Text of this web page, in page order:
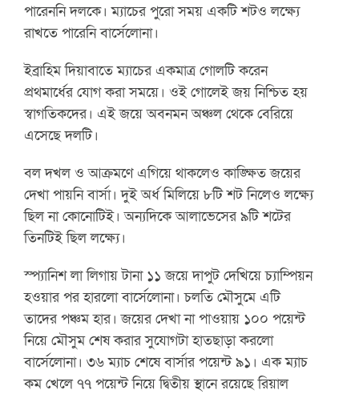
পারেননি দলকে। ম্যাচের পুরো সময় একটি শটও লক্ষ্যে
রাখতে পারেনি বার্সেলোনা।
ইব্রাহিম দিয়াবাতে ম্যাচের একমাত্র গোলটি করেন
প্রথমার্ধের যোগ করা সময়ে। ওই গোলেই জয় নিশ্চিত হয়
স্বাগতিকদের। এই জয়ে অবনমন অঞ্চল থেকে বেরিয়ে
এসেছে দলটি।
বল দখল ও আক্রমণে এগিয়ে থাকলেও কাঙ্ক্ষিত জয়ের
দেখা পায়নি বার্সা। দুই অর্ধ মিলিয়ে ৮টি শট নিলেও লক্ষ্যে
ছিল না কোনোটিই। অন্যদিকে আলাভেসের ৯টি শটের
তিনটিই ছিল লক্ষ্যে।
স্প্যানিশ লা লিগায় টানা ১১ জয়ে দাপুট দেখিয়ে চ্যাম্পিয়ন
হওয়ার পর হারলো বার্সেলোনা। চলতি মৌসুমে এটি
তাদের পঞ্চম হার। জয়ের দেখা না পাওয়ায় ১০০ পয়েন্ট
নিয়ে মৌসুম শেষ করার সুযোগটা হাতছাড়া করলো
বার্সেলোনা। ৩৬ ম্যাচ শেষে বার্সার পয়েন্ট ৯১। এক ম্যাচ
কম খেলে ৭৭ পয়েন্ট নিয়ে দ্বিতীয় স্থানে রয়েছে রিয়াল